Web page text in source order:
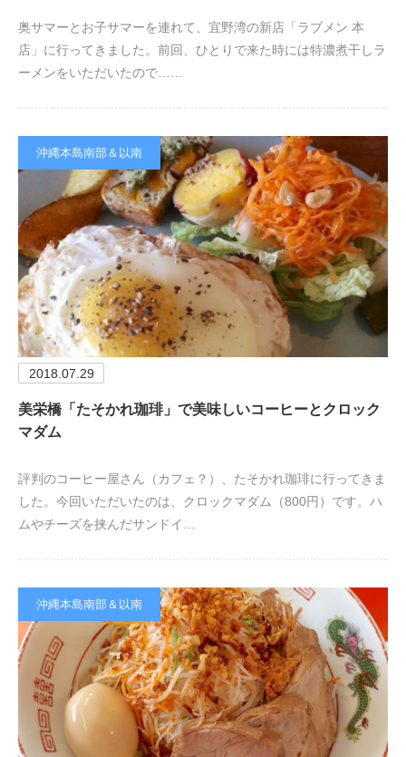
奥サマーとお子サマーを連れて、宜野湾の新店「ラブメン 本
店」に行ってきました。前回、ひとりで来た時には特濃煮干しラ
ーメンをいただいたので……
沖縄本島南部＆以南
2018.07.29
美栄橋「たそかれ珈琲」で美味しいコーヒーとクロック
マダム
評判のコーヒー屋さん（カフェ？）、たそかれ珈琲に行ってきま
した。今回いただいたのは、クロックマダム（800円）です。ハ
ムやチーズを挟んだサンドイ…
沖縄本島南部＆以南